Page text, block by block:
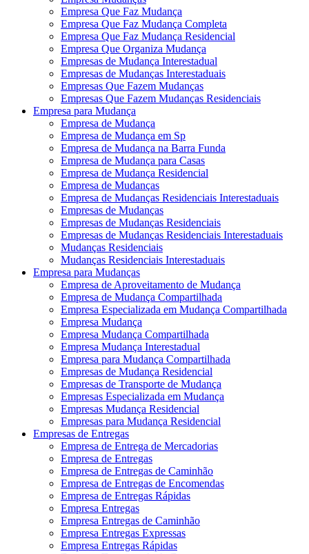
Empresa Que Faz Mudança
Empresa Que Faz Mudança Completa
Empresa Que Faz Mudança Residencial
Empresa Que Organiza Mudança
Empresas de Mudança Interestadual
Empresas de Mudanças Interestaduais
Empresas Que Fazem Mudanças
Empresas Que Fazem Mudanças Residenciais
Empresa para Mudança
Empresa de Mudança
Empresa de Mudança em Sp
Empresa de Mudança na Barra Funda
Empresa de Mudança para Casas
Empresa de Mudança Residencial
Empresa de Mudanças
Empresa de Mudanças Residenciais Interestaduais
Empresas de Mudanças
Empresas de Mudanças Residenciais
Empresas de Mudanças Residenciais Interestaduais
Mudanças Residenciais
Mudanças Residenciais Interestaduais
Empresa para Mudanças
Empresa de Aproveitamento de Mudança
Empresa de Mudança Compartilhada
Empresa Especializada em Mudança Compartilhada
Empresa Mudança
Empresa Mudança Compartilhada
Empresa Mudança Interestadual
Empresa para Mudança Compartilhada
Empresas de Mudança Residencial
Empresas de Transporte de Mudança
Empresas Especializada em Mudança
Empresas Mudança Residencial
Empresas para Mudança Residencial
Empresas de Entregas
Empresa de Entrega de Mercadorias
Empresa de Entregas
Empresa de Entregas de Caminhão
Empresa de Entregas de Encomendas
Empresa de Entregas Rápidas
Empresa Entregas
Empresa Entregas de Caminhão
Empresa Entregas Expressas
Empresa Entregas Rápidas